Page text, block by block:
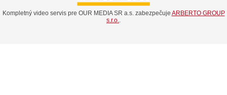
Kompletný video servis pre OUR MEDIA SR a.s. zabezpečuje ARBERTO GROUP
s.r.o..